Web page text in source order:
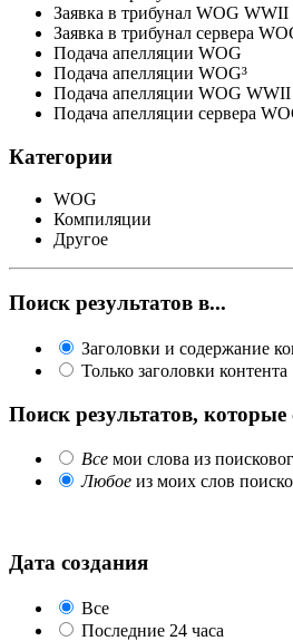
Заявка в трибунал WOG WWII
Заявка в трибунал сервера
Подача апелляции WOG
Подача апелляции WOG³
Подача апелляции WOG WWII
Подача апелляции сервера
Категории
WOG
Компиляции
Другое
Поиск результатов в...
Заголовки и содержание
Только заголовки контента
Поиск результатов, которые
Все мои слова из
Любое из моих слов
Дата создания
Все
Последние 24 часа